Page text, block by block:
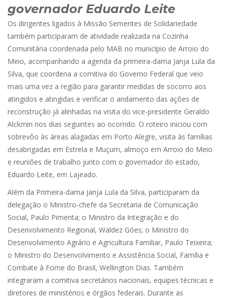
governador Eduardo Leite
Os dirigentes ligados à Missão Sementes de Solidariedade
também participaram de atividade realizada na Cozinha
Comunitária coordenada pelo MAB no município de Arroio do
Meio, acompanhando a agenda da primeira-dama Janja Lula da
Silva, que coordena a comitiva do Governo Federal que veio
mais uma vez a região para garantir medidas de socorro aos
atingidos e atingidas e verificar o andamento das ações de
reconstrução já alinhadas na visita do vice-presidente Geraldo
Alckmin nos dias seguintes ao ocorrido. O roteiro iniciou com
sobrevôo às áreas alagadas em Porto Alegre, visita às famílias
desabrigadas em Estrela e Muçum, almoço em Arroio do Meio
e reuniões de trabalho junto com o governador do estado,
Eduardo Leite, em Lajeado.
Além da Primeira-dama Janja Lula da Silva, participaram da
delegação o Ministro-chefe da Secretaria de Comunicação
Social, Paulo Pimenta; o Ministro da Integração e do
Desenvolvimento Regional, Waldez Góes; o Ministro do
Desenvolvimento Agrário e Agricultura Familiar, Paulo Teixeira;
o Ministro do Desenvolvimento e Assistência Social, Família e
Combate à Fome do Brasil, Wellington Dias. Também
integraram a comitiva secretários nacionais, equipes técnicas e
diretores de ministérios e órgãos federais. Durante as